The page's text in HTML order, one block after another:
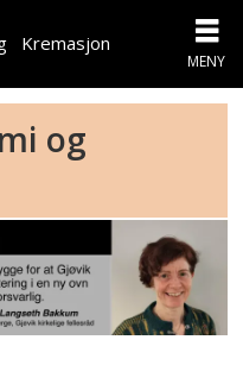
Kremasjon
og